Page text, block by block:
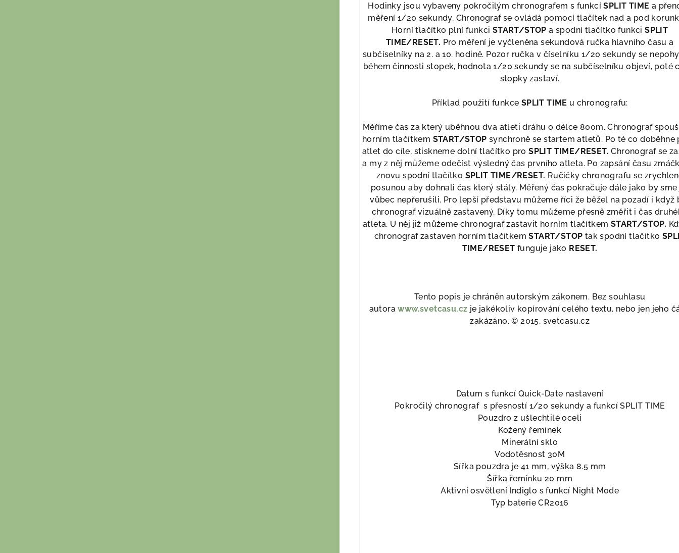
Hodinky jsou vybaveny pokročilým chronografem s funkcíSPLIT TIME a
měření 1/20 sekundy. Chronograf se ovládá pomocí tlačítek nad a pod
Horní tlačítko plní funkci START/STOP a spodní tlačítko funkciSPLIT
TIME/RESET. Pro měření je vyčleněna sekundová ručka hlavního času a
subčíselníky na 2. a 10. hodině. Pozor ručka v číselníku 1/20 sekundy se
během činnosti stopek, hodnota 1/20 sekundy se na subčíselníku objeví, poté
stopky zastaví.
Příklad použití funkce SPLIT TIME u chronografu:
Měříme čas za který uběhnou dva atleti dráhu o délce 800m. Chronograf
horním tlačítkem START/STOP synchroně se startem atletů. Po té co doběhne
atlet do cíle, stiskneme dolní tlačítko proSPLIT TIME/RESET. Chronograf se
a my z něj můžeme odečíst výsledný čas prvního atleta. Po zapsání času
znovu spodní tlačítko SPLIT TIME/RESET. Ručičky chronografu se
posunou aby dohnali čas který stály. Měřený čas pokračuje dále jako by sme
vůbec nepřerušili. Pro lepší představu můžeme říci že běžel na pozadí i když
chronograf vizuálně zastavený. Díky tomu můžeme přesně změřit i čas
atleta. U něj již můžeme chronograf zastavit horním tlačítkem START/STOP.
chronograf zastaven horním tlačítkemSTART/STOP tak spodní tlačítko
TIME/RESET funguje jako RESET.
Tento popis je chráněn autorským zákonem. Bez souhlasu
autorawww.svetcasu.cz je jakékoliv kopírování celého textu, nebo jen jeho
zakázáno. © 2015, svetcasu.cz
Datum s funkcí Quick-Date nastavení
Pokročilý chronograf s přesností 1/20 sekundy a funkcí SPLIT TIME
Pouzdro z ušlechtilé oceli
Kožený řemínek
Minerální sklo
Vodotěsnost 30M
Sířka pouzdra je 41 mm, výška 8.5 mm
Šířka řemínku 20 mm
Aktivní osvětlení Indiglo s funkcí Night Mode
Typ baterie CR2016